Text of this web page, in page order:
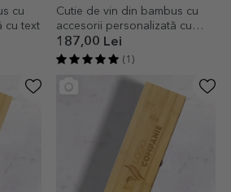
cu
cu text
Cutie de vin din bambus cu
accesorii personalizată cu
mesaj - Wedding
187,00 Lei
(1)